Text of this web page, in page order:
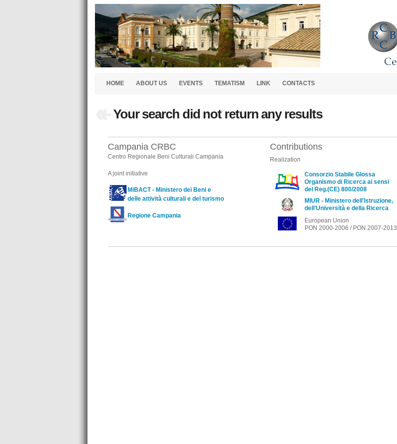
HOME ABOUT US EVENTS TEMATISM LINK CONTACTS
Your search did not return any results
Campania CRBC
Centro Regionale Beni Culturali Campania
A joint initiative
MiBACT - Ministero dei Beni e
delle attività culturali e del turismo
Regione Campania
Contributions
Realization
Consorzio Stabile Glossa
Organismo di Ricerca ai sensi
del Reg.(CE) 800/2008
MIUR - Ministero dell'Istruzione,
dell'Università e della Ricerca
European Union
PON 2000-2006 / PON 2007-2013